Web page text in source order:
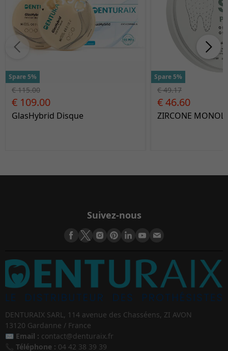
Spare 5%
€ 115.00
€ 109.00
GlasHybrid Disque
Spare 5%
€ 49.17
€ 46.60
ZIRCONE
Suivez-nous
DENTURAIX SARL, 114 avenue des Chasséens, ZI AVON
13120 Gardanne / France
✉️ Email : contact@denturaix.fr
Téléphone : 04 42 38 39 39